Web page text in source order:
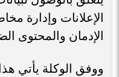
الإعلانات وإدارة
الإدمان والمحتوى
ووفق الوكلة يأتي